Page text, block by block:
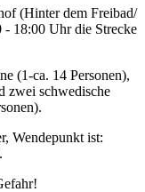
(Hinter dem Freibad/
18:00 Uhr die Strecke
(1-ca. 14 Personen),
zwei schwedische
Wendepunkt ist: